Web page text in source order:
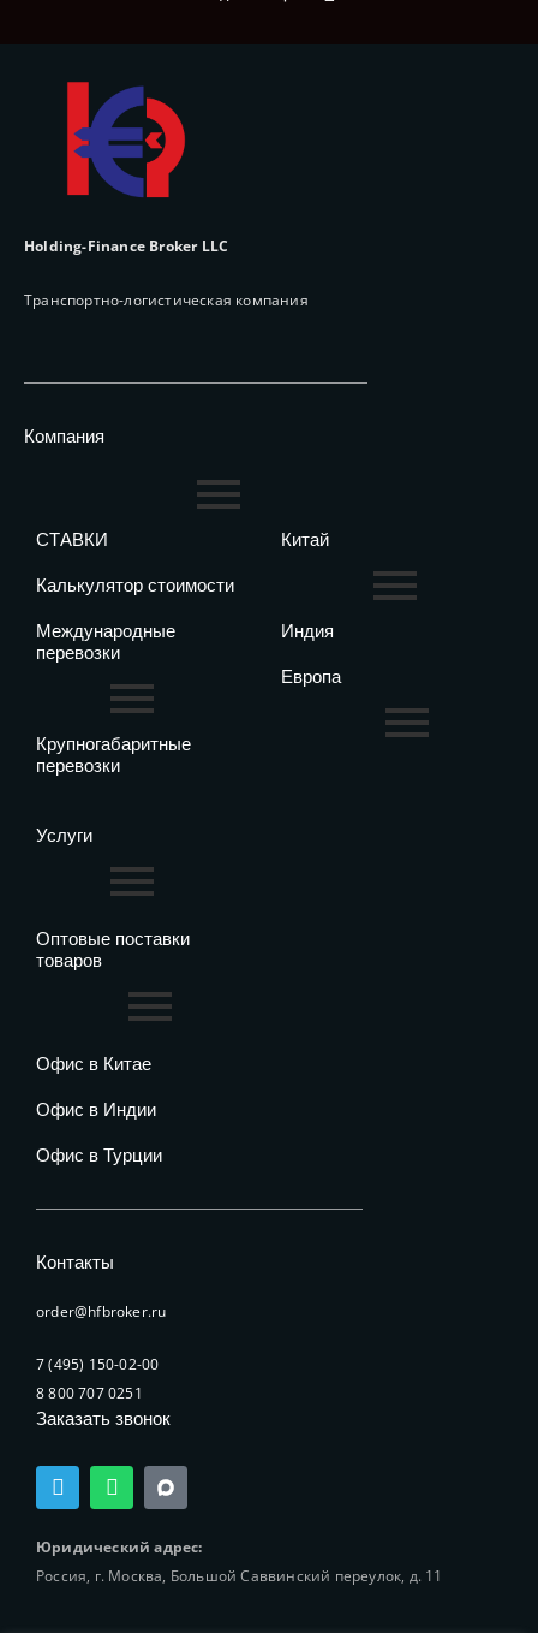
Holding-Finance Broker LLC
Транспортно-логистическая компания
Компания
СТАВКИ
Калькулятор стоимости
Международные
перевозки
Крупногабаритные
перевозки
Китай
Индия
Европа
Услуги
Оптовые поставки
товаров
Офис в Китае
Офис в Индии
Офис в Турции
Контакты
order@hfbroker.ru
7 (495) 150-02-00
8 800 707 0251
Заказать звонок
T
e
e
r
W
h
t
a
Юридический адрес:
Россия, г. Москва, Большой Саввинский переулок, д. 11